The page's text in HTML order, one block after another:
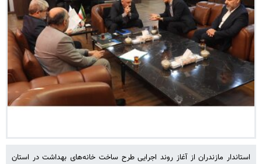
استاندار مازندران از آغاز روند اجرایی طرح ساخت خانه‌های بهداشت در استان